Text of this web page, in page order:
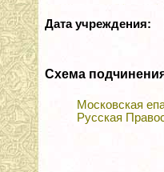
Дата учреждения:
Схема
Московская
Русская